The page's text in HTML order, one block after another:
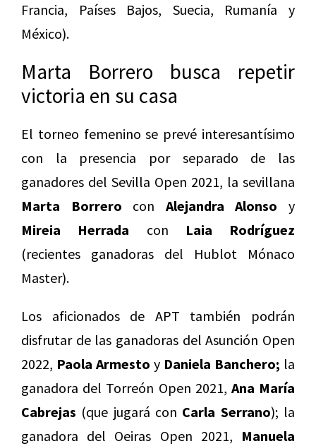
Francia, Países Bajos, Suecia, Rumanía y
México).
Marta Borrero busca repetir
victoria en su casa
El torneo femenino se prevé interesantísimo
con la presencia por separado de las
ganadores del Sevilla Open 2021, la sevillana
Marta Borrero con Alejandra Alonso y
Mireia Herrada con Laia Rodríguez
(recientes ganadoras del Hublot Mónaco
Master).
Los aficionados de APT también podrán
disfrutar de las ganadoras del Asunción Open
2022, Paola Armesto y Daniela Banchero; la
ganadora del Torreón Open 2021, Ana María
Cabrejas (que jugará con Carla Serrano); la
ganadora del Oeiras Open 2021, Manuela